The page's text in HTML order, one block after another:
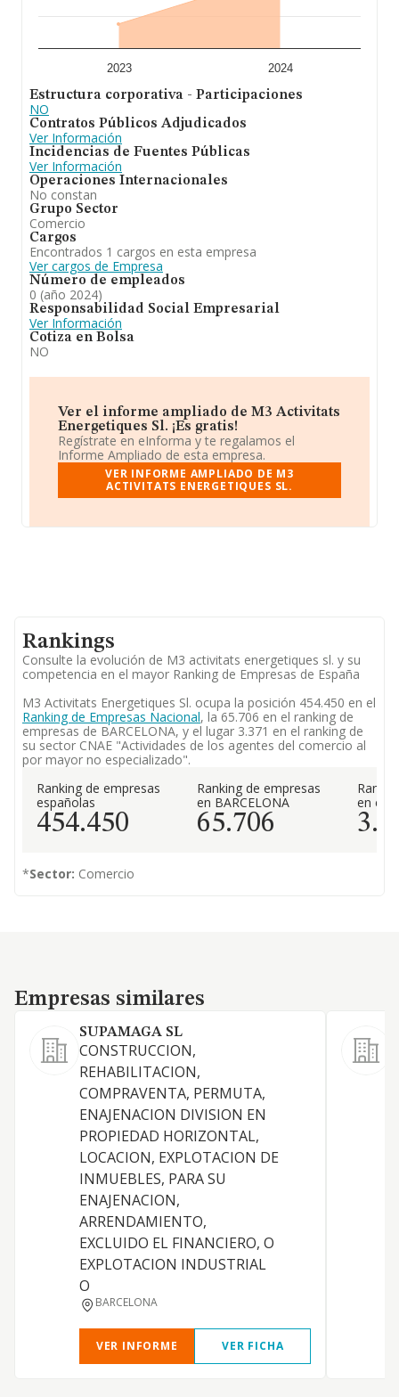
y la media entre todas las compañías es de 422 mil
euros de ventas en 2024. Como información adicional
antigüedad desde la constitución es de 12 años.
dedica a realización de proyectos de ingeniería de
eficiencia energetica y telecomunicaciones, desarrollo
de soluciones a medida para eficiencia energetica en
edificios, servicios energeticos para instalaciones de
ambito.. En el ranking de su sector (Intermediarios del
comercio de productos diversos), la compañía ha
perdido posición respecto al 2023. Se ha posicionado
más abajo en el ranking nacional (de todas las
empresas presentes en el territorio) frente al 2023.
2023 2024
Estructura corporativa - Participaciones
NO
Contratos Públicos Adjudicados
Ver Información
Incidencias de Fuentes Públicas
Ver Información
Operaciones Internacionales
No constan
Grupo Sector
Comercio
Cargos
Encontrados 1 cargos en esta empresa
Ver cargos de Empresa
Número de empleados
0 (año 2024)
Responsabilidad Social Empresarial
Ver Información
Cotiza en Bolsa
NO
Ver el informe ampliado de M3 Activitats
Energetiques Sl. ¡Es gratis!
Regístrate en eInforma y te regalamos el
Informe Ampliado de esta empresa.
VER INFORME AMPLIADO DE M3
ACTIVITATS ENERGETIQUES SL.
Rankings
Consulte la evolución de M3 activitats energetiques sl. y su
competencia en el mayor Ranking de Empresas de España
M3 Activitats Energetiques Sl. ocupa la posición 454.450 en el
Ranking de Empresas Nacional, la 65.706 en el ranking de
empresas de BARCELONA, y el lugar 3.371 en el ranking de
su sector CNAE "Actividades de los agentes del comercio al
por mayor no especializado".
Ranking de empresas
españolas
454.450
Ranking de empresas
en BARCELONA
65.706
en el
*Sector: Comercio
Empresas similares
Empresas similares
SUPAMAGA SL
CONSTRUCCION,
REHABILITACION,
COMPRAVENTA, PERMUTA,
ENAJENACION DIVISION EN
PROPIEDAD HORIZONTAL,
LOCACION, EXPLOTACION DE
INMUEBLES, PARA SU
ENAJENACION,
ARRENDAMIENTO,
EXCLUIDO EL FINANCIERO, O
EXPLOTACION INDUSTRIAL
O
BARCELONA
VER INFORME VER FICHA